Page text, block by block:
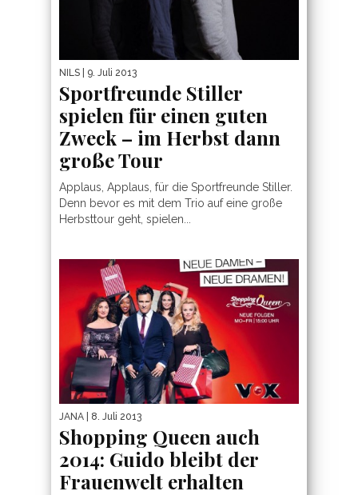
NILS | 9. Juli 2013
Sportfreunde Stiller
spielen für einen guten
Zweck – im Herbst dann
große Tour
Applaus, Applaus, für die Sportfreunde Stiller.
Denn bevor es mit dem Trio auf eine große
Herbsttour geht, spielen...
JANA | 8. Juli 2013
Shopping Queen auch
2014: Guido bleibt der
Frauenwelt erhalten